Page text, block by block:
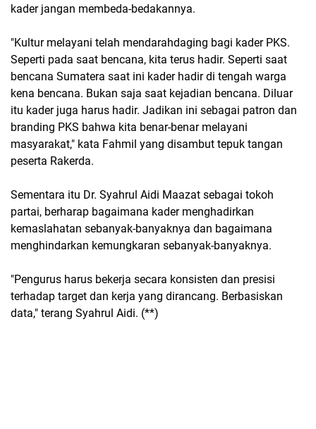
kader jangan membeda-bedakannya.
"Kultur melayani telah mendarahdaging bagi kader PKS.
Seperti pada saat bencana, kita terus hadir. Seperti saat
bencana Sumatera saat ini kader hadir di tengah warga
kena bencana. Bukan saja saat kejadian bencana. Diluar
itu kader juga harus hadir. Jadikan ini sebagai patron dan
branding PKS bahwa kita benar-benar melayani
masyarakat," kata Fahmil yang disambut tepuk tangan
peserta Rakerda.
Sementara itu Dr. Syahrul Aidi Maazat sebagai tokoh
partai, berharap bagaimana kader menghadirkan
kemaslahatan sebanyak-banyaknya dan bagaimana
menghindarkan kemungkaran sebanyak-banyaknya.
"Pengurus harus bekerja secara konsisten dan presisi
terhadap target dan kerja yang dirancang. Berbasiskan
data," terang Syahrul Aidi. (**)